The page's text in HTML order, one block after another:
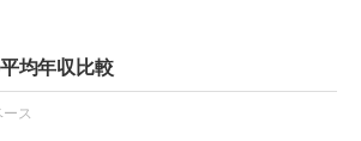
均年収比較
ス